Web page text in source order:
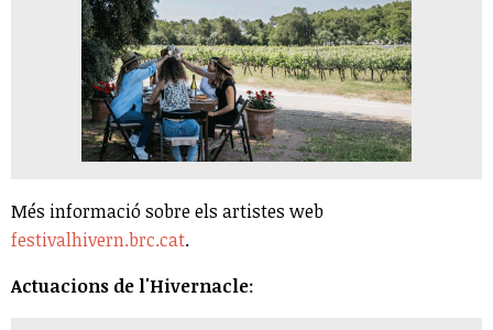
Més informació sobre els artistes web
festivalhivern.brc.cat.
Actuacions de l'Hivernacle: